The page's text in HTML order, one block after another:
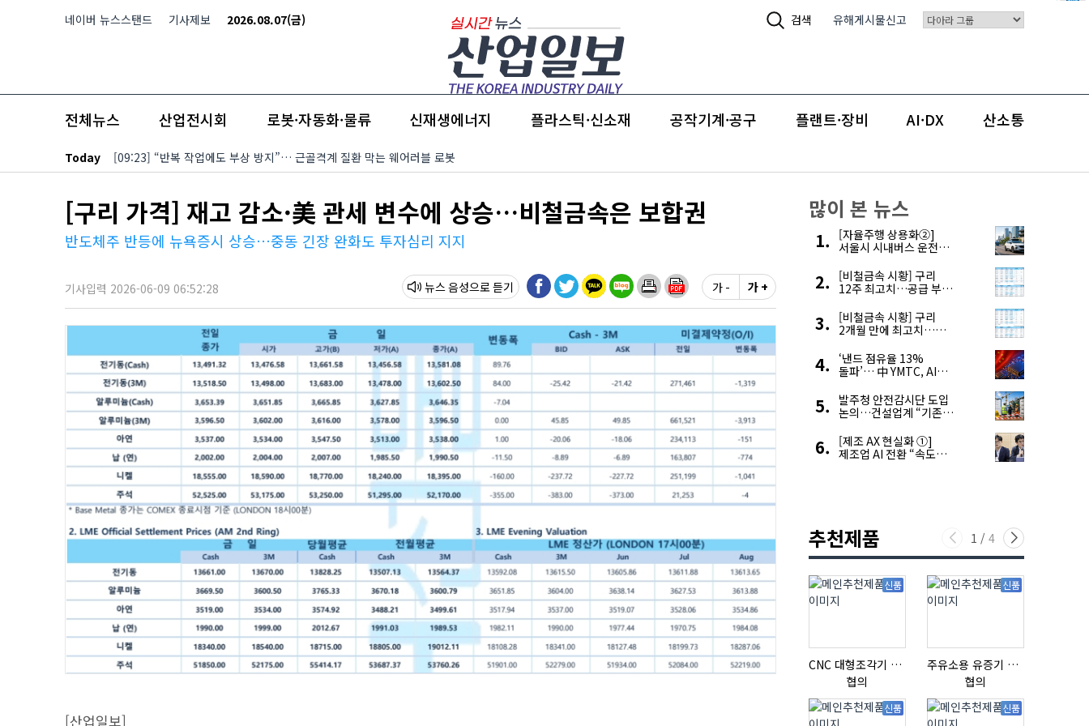
네이버 뉴스스탠드 기사제보 2026.08.07(금) 검색 유해게시물신고
전체뉴스 산업전시회 로봇·자동화·물류 신재생에너지 플라스틱·신소재 공작기계·공구 플랜트·장비 AI·DX 산소통
Today [09:23] “반복 작업에도 부상 방지”… 근골격계 질환 막는 웨어러블 로봇
[구리 가격] 재고 감소·美 관세 변수에 상승…비철금속은 보합권
반도체주 반등에 뉴욕증시 상승…중동 긴장 완화도 투자심리 지지
기사입력 2026-06-09 06:52:28 뉴스 음성 가 - 가 +
[산업일보]
많이 본 뉴스
[자율주행 상용화②]
서울시 시내버스 운전자
해결한다
[비철금속 시황] 구리
12주 최고치…공급 부족
[비철금속 시황] 구리
2개월 만에 최고치…
우려 확대
‘낸드 점유율 13%
돌파’… 中 YMTC, AI
4위 맹추격
발주청 안전감시단 도입
논의…건설업계 “기존
[제조 AX 현실화 ①]
제조업 AI 전환 “속도와
추천제품 1 / 4
신품
CNC 대형조각기 K-2040B
협의
신품
주유소용 유증기 회수장치, 유증기 회수장치, 방폭형, 방폭형 유증기 회수장치
협의
신품 신품